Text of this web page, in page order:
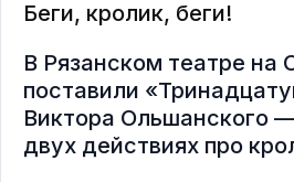
Беги, кролик, беги!
В Рязанском театре на
поставили
Виктора Ольшанского
двух действиях про